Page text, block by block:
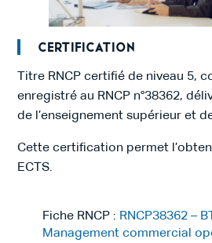
Certification
Titre RNCP certifié de niveau 5,
enregistré au RNCP n°38362,
de l’enseignement supérieur et
Cette certification permet
ECTS.
Fiche RNCP : RNCP38362 –
Management commercial